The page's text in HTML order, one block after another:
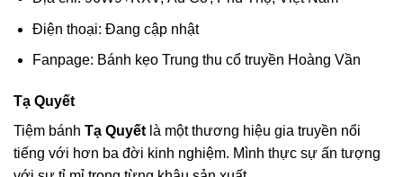
Điện thoại: Đang cập nhật
Fanpage: Bánh kẹo Trung thu cổ truyền Hoàng Vần
Tạ Quyết
Tiệm bánh Tạ Quyết là một thương hiệu gia truyền nổi
tiếng với hơn ba đời kinh nghiệm. Mình thực sự ấn tượng